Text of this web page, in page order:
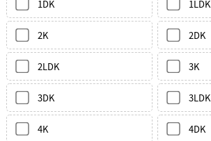
1DK 1LDK
2K 2DK
2LDK 3K
3DK 3LDK
4K 4DK